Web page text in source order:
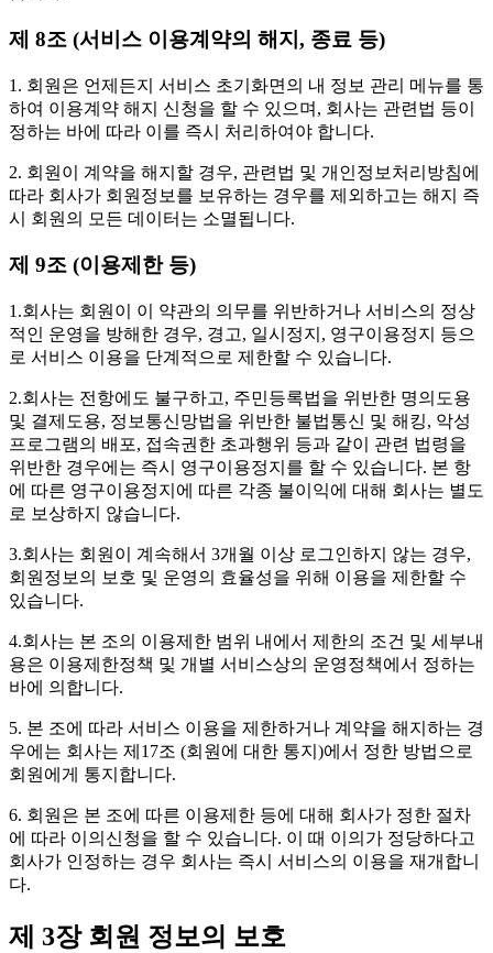
제 8조 (서비스 이용계약의 해지, 종료 등)
1. 회원은 언제든지 서비스 초기화면의 내 정보 관리 메뉴를 통
하여 이용계약 해지 신청을 할 수 있으며, 회사는 관련법 등이
정하는 바에 따라 이를 즉시 처리하여야 합니다.
2. 회원이 계약을 해지할 경우, 관련법 및 개인정보처리방침에
따라 회사가 회원정보를 보유하는 경우를 제외하고는 해지 즉
시 회원의 모든 데이터는 소멸됩니다.
제 9조 (이용제한 등)
1.회사는 회원이 이 약관의 의무를 위반하거나 서비스의 정상
적인 운영을 방해한 경우, 경고, 일시정지, 영구이용정지 등으
로 서비스 이용을 단계적으로 제한할 수 있습니다.
2.회사는 전항에도 불구하고, 주민등록법을 위반한 명의도용
및 결제도용, 정보통신망법을 위반한 불법통신 및 해킹, 악성
프로그램의 배포, 접속권한 초과행위 등과 같이 관련 법령을
위반한 경우에는 즉시 영구이용정지를 할 수 있습니다. 본 항
에 따른 영구이용정지에 따른 각종 불이익에 대해 회사는 별도
로 보상하지 않습니다.
3.회사는 회원이 계속해서 3개월 이상 로그인하지 않는 경우,
회원정보의 보호 및 운영의 효율성을 위해 이용을 제한할 수
있습니다.
4.회사는 본 조의 이용제한 범위 내에서 제한의 조건 및 세부내
용은 이용제한정책 및 개별 서비스상의 운영정책에서 정하는
바에 의합니다.
5. 본 조에 따라 서비스 이용을 제한하거나 계약을 해지하는 경
우에는 회사는 제17조 (회원에 대한 통지)에서 정한 방법으로
회원에게 통지합니다.
6. 회원은 본 조에 따른 이용제한 등에 대해 회사가 정한 절차
에 따라 이의신청을 할 수 있습니다. 이 때 이의가 정당하다고
회사가 인정하는 경우 회사는 즉시 서비스의 이용을 재개합니
다.
제 3장 회원 정보의 보호